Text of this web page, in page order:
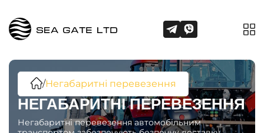
/Негабаритні перевезення
НЕГАБАРИТНІ ПЕРЕВЕЗЕННЯ
Негабаритні перевезення автомобільним